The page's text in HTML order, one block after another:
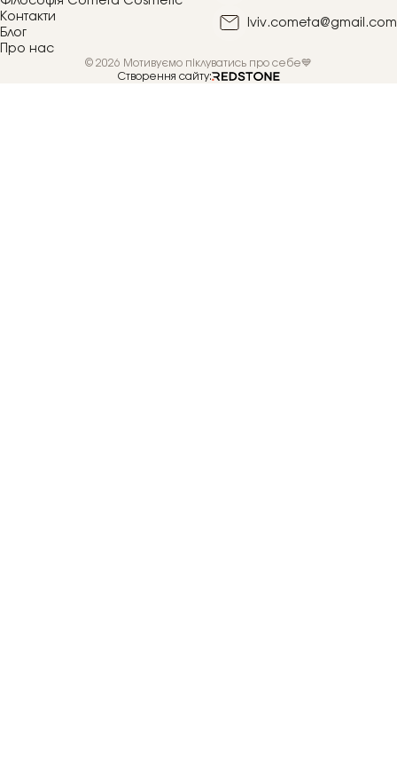
Контакти
Блог
Про нас
lviv.cometa@gmail.com
© 2026 Мотивуємо піклуватись про себе💙
Створення сайту: